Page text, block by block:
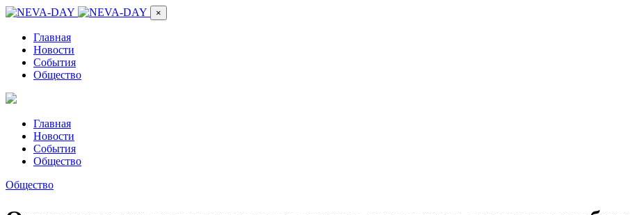
×
Главная
Новости
События
Общество
Главная
Новости
События
Общество
Общество